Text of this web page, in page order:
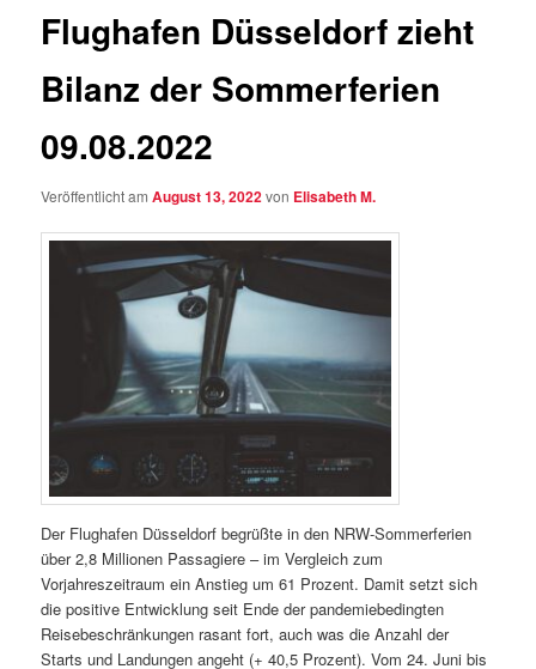
Flughafen Düsseldorf zieht
Bilanz der Sommerferien
09.08.2022
Veröffentlicht amAugust 13, 2022von Elisabeth M.
Der Flughafen Düsseldorf begrüßte in den NRW-Sommerferien
über 2,8 Millionen Passagiere – im Vergleich zum
Vorjahreszeitraum ein Anstieg um 61 Prozent. Damit setzt sich
die positive Entwicklung seit Ende der pandemiebedingten
Reisebeschränkungen rasant fort, auch was die Anzahl der
Starts und Landungen angeht (+ 40,5 Prozent). Vom 24. Juni bis